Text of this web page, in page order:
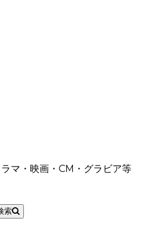
マ・映画・CM・グラビア等
索